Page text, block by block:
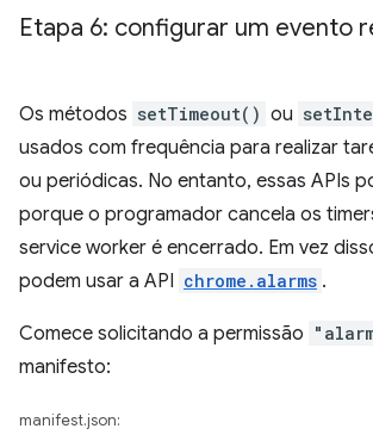
Etapa 6: configurar um evento
Os métodos setTimeout() ou
usados com frequência para realizar
ou periódicas. No entanto, essas APIs
porque o programador cancela os
service worker é encerrado. Em vez
podem usar a API chrome.alarms .
Comece solicitando a permissão
manifesto:
manifest.json: